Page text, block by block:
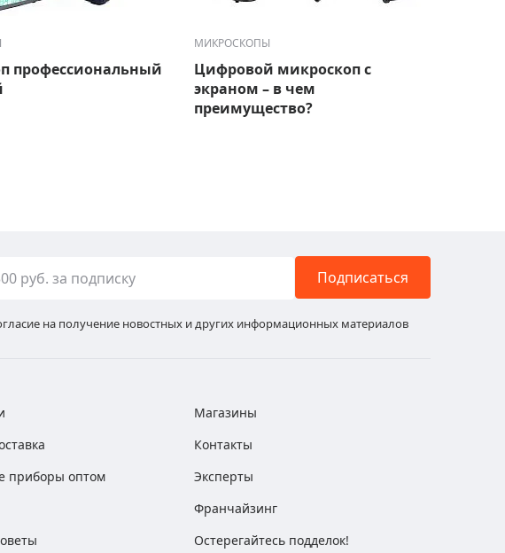
профессиональный
МИКРОСКОПЫ
Цифровой микроскоп с
экраном – в чем
преимущество?
Подписаться
на получение новостных и других информационных материалов
приборы оптом
Магазины
Контакты
Эксперты
Франчайзинг
Остерегайтесь подделок!